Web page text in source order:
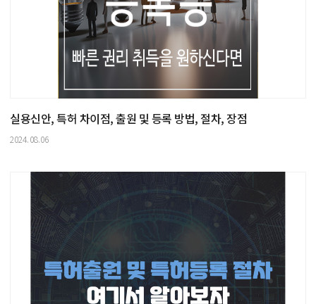
실용신안, 특허 차이점, 출원 및 등록 방법, 절차, 장점
2024.08.06